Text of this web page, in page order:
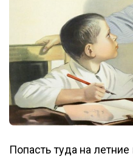
Попасть туда на